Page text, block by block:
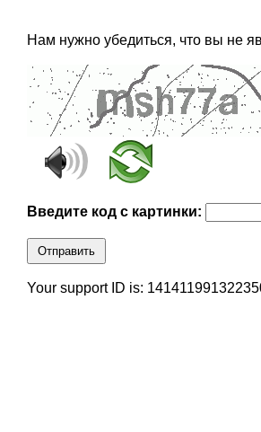
Нам нужно убедиться, что вы не
Введите код с картинки:
Отправить
Your support ID is: